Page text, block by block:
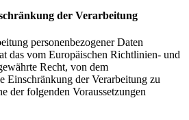
der Verarbeitung
personenbezogener Daten
das vom Europäischen Richtlinien- und
Recht, von dem
Einschränkung der Verarbeitung zu
der folgenden Voraussetzungen